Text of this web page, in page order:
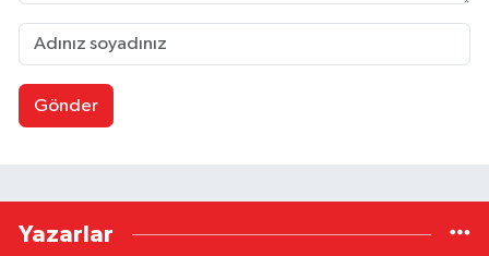
Gönder
Yazarlar